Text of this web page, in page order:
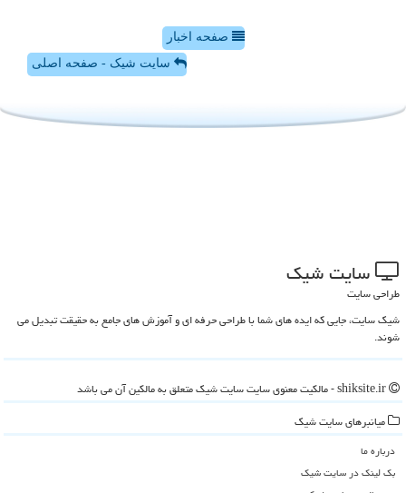
صفحه اخبار
سایت شیک - صفحه اصلی
سایت شیك
طراحی سایت
شیک سایت، جایی که ایده های شما با طراحی حرفه ای و آموزش های جامع به حقیقت تبدیل می
شوند.
میانبرهای سایت شیك
درباره ما
بک لینک در سایت شیك